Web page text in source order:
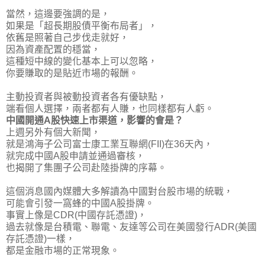
當然，這邊要強調的是，
如果是「超長期股債平衡布局者」，
依舊是照著自己步伐走就好，
因為資產配置的穩當，
這種短中線的變化基本上可以忽略，
你要賺取的是貼近市場的報酬。
主動投資者與被動投資者各有優缺點，
端看個人選擇，兩者都有人賺，也同樣都有人虧。
中國開通A股快速上市渠道，影響的會是？
上週另外有個大新聞，
就是鴻海子公司富士康工業互聯網(FII)在36天內，
就完成中國A股申請並通過審核，
也揭開了集團子公司赴陸掛牌的序幕。
這個消息國內媒體大多解讀為中國對台股市場的統戰，
可能會引發一窩蜂的中國A股掛牌。
事實上像是CDR(中國存託憑證)，
過去就像是台積電、聯電、友達等公司在美國發行ADR(美國
存託憑證)一樣，
都是金融市場的正常現象。